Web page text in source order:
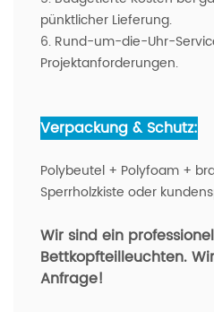
pünktlicher Lieferung.
6. Rund-um-die-Uhr-
Projektanforderungen.
Verpackung & Schutz:
Polybeutel + Polyfoam +
Sperrholzkiste oder
Wir sind ein
Bettkopfteilleuchten.
Anfrage!